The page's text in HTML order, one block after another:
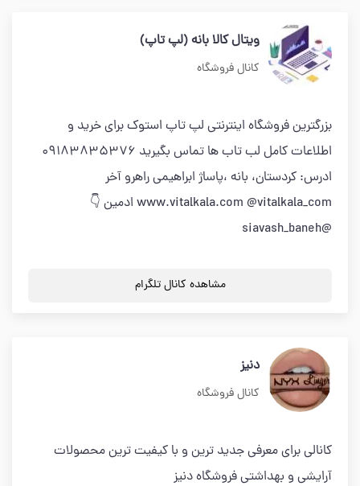
ویتال کالا بانه (لپ تاپ)
کانال فروشگاه
بزرگترین فروشگاه اینترنتی لپ تاپ استوک برای خرید و
اطلاعات کامل لب تاب ها تماس بگیرید 09183835376
ادرس: کردستان، بانه ،پاساژ ابراهیمی راهرو آخر
www.vitalkala.com @vitalkala_com ادمین 👇
@siavash_baneh
مشاهده کانال تلگرام
دنیز
کانال فروشگاه
کانالي براي معرفي جديد ترين و با کيفيت ترين محصولات
آرايشي و بهداشتي فروشگاه دنيز